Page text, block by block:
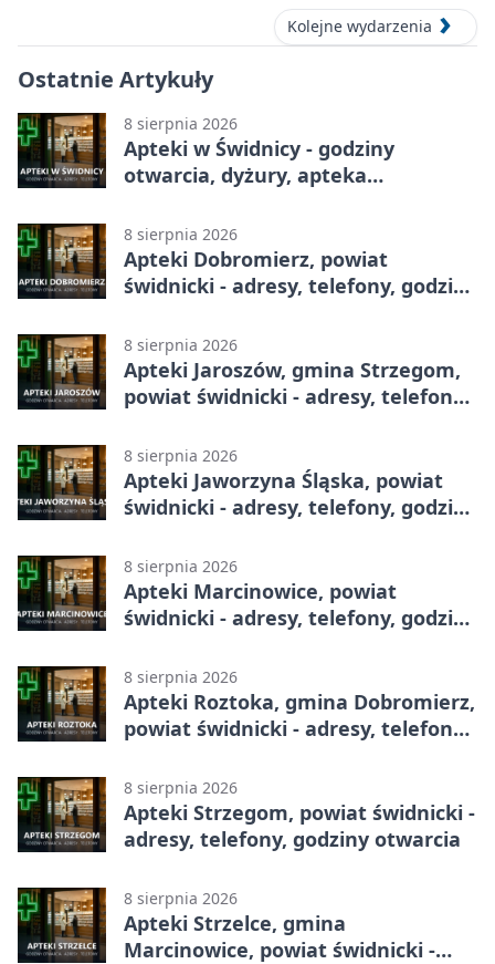
Kolejne wydarzenia
Ostatnie Artykuły
8 sierpnia 2026
Apteki w Świdnicy - godziny
otwarcia, dyżury, apteka
8 sierpnia 2026
Apteki Dobromierz, powiat
świdnicki - adresy, telefony, godziny
8 sierpnia 2026
Apteki Jaroszów, gmina Strzegom,
powiat świdnicki - adresy, telefony,
8 sierpnia 2026
Apteki Jaworzyna Śląska, powiat
świdnicki - adresy, telefony, godziny
8 sierpnia 2026
Apteki Marcinowice, powiat
świdnicki - adresy, telefony, godziny
8 sierpnia 2026
Apteki Roztoka, gmina Dobromierz,
powiat świdnicki - adresy, telefony,
8 sierpnia 2026
Apteki Strzegom, powiat świdnicki -
adresy, telefony, godziny otwarcia
8 sierpnia 2026
Apteki Strzelce, gmina
Marcinowice, powiat świdnicki -